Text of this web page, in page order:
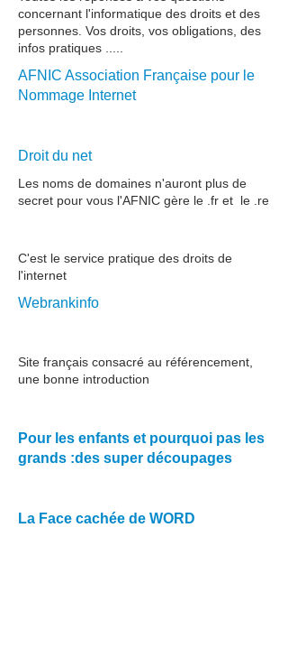
concernant l'informatique des droits et des
personnes. Vos droits, vos obligations, des
infos pratiques .....
AFNIC Association Française pour le
Nommage Internet
Droit du net
Les noms de domaines n'auront plus de
secret pour vous l'AFNIC gère le .fr et le .re
C'est le service pratique des droits de
l'internet
Webrankinfo
Site français consacré au référencement,
une bonne introduction
Pour les enfants et pourquoi pas les
grands :des super découpages
La Face cachée de WORD